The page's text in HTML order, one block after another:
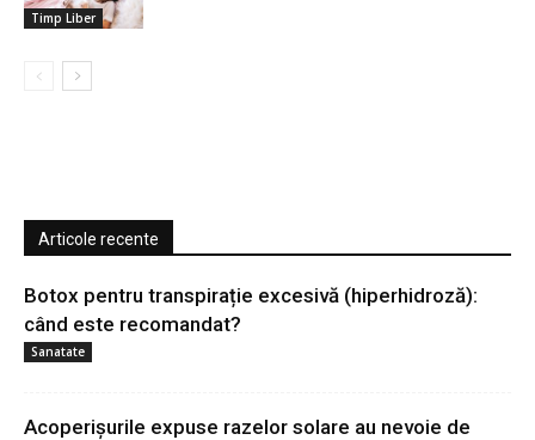
Timp Liber
Articole recente
Botox pentru transpirație excesivă (hiperhidroză):
când este recomandat?
Sanatate
Acoperișurile expuse razelor solare au nevoie de